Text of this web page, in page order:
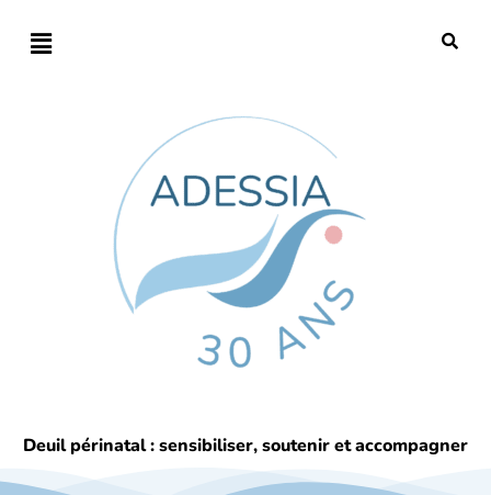
Deuil périnatal : sensibiliser, soutenir et accompagner